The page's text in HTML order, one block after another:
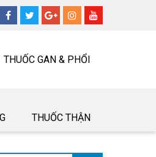
THUỐC GAN & PHỔI
THUỐC THẬN